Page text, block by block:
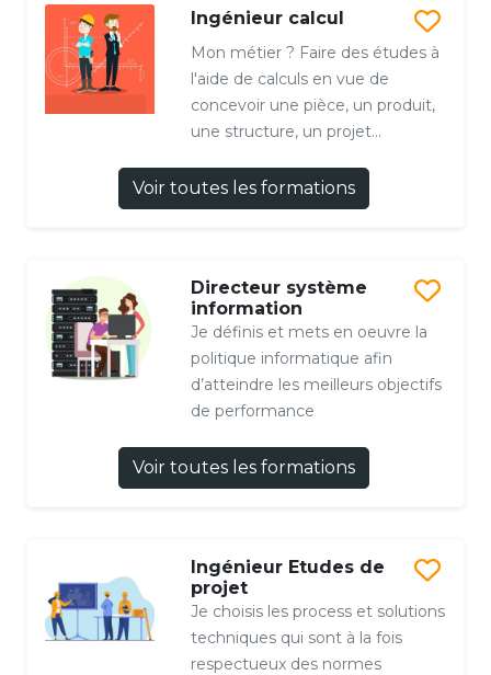
Ingénieur calcul
Mon métier ? Faire des études à
l'aide de calculs en vue de
concevoir une pièce, un produit,
une structure, un projet...
Voir toutes les formations
Directeur système
information
Je définis et mets en oeuvre la
politique informatique afin
d’atteindre les meilleurs objectifs
de performance
Voir toutes les formations
Ingénieur Etudes de
projet
Je choisis les process et solutions
techniques qui sont à la fois
respectueux des normes